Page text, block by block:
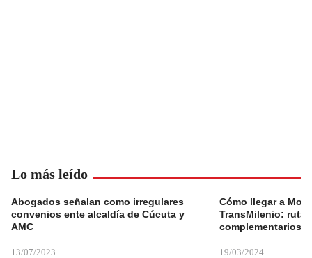
Lo más leído
Abogados señalan como irregulares
convenios ente alcaldía de Cúcuta y
AMC
13/07/2023
Cómo llegar a
TransMilenio:
complementarios
19/03/2024